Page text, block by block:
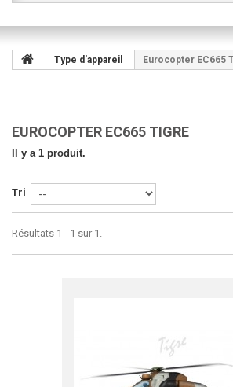
Type d'appareil Eurocopter EC665
EUROCOPTER EC665 TIGRE
Il y a 1 produit.
Tri
Résultats 1 - 1 sur 1.